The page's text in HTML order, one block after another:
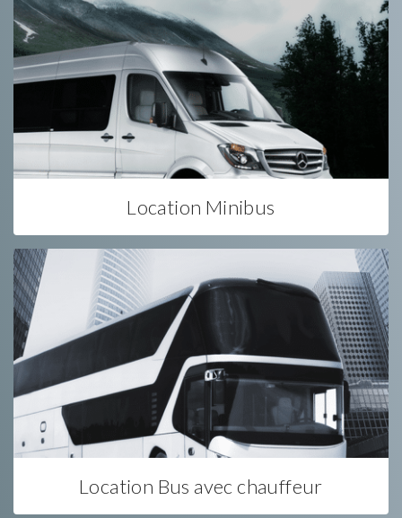
Location Minibus
Location Bus avec chauffeur